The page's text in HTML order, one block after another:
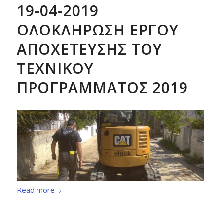
19-04-2019
ΟΛΟΚΛΗΡΩΣΗ ΕΡΓΟΥ
ΑΠΟΧΕΤΕΥΣΗΣ ΤΟΥ
ΤΕΧΝΙΚΟΥ
ΠΡΟΓΡΑΜΜΑΤΟΣ 2019
Read more